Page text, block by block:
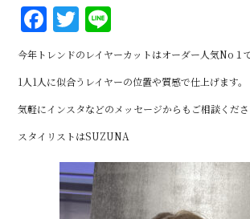
F
a
c
e
b
o
o
k
T
w
it
te
r
n
e
今年トレンドのレイヤーカットはオーダー人気No１
1人1人に似合うレイヤーの位置や質感で仕上げます。
気軽にインスタなどのメッセージからもご相談くだ
スタイリストはSUZUNA